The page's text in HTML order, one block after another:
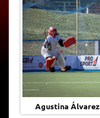
A
p
p
r
a
m
e
r
o
o
k
n
g
e
r
i
n
k
Agustina